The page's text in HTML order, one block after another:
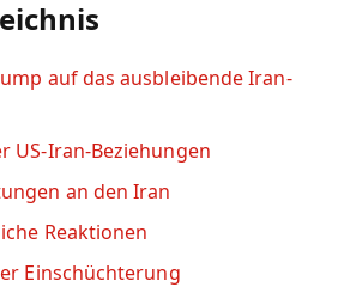
auf das ausbleibende Iran-
US-Iran-Beziehungen
an den Iran
Reaktionen
Einschüchterung